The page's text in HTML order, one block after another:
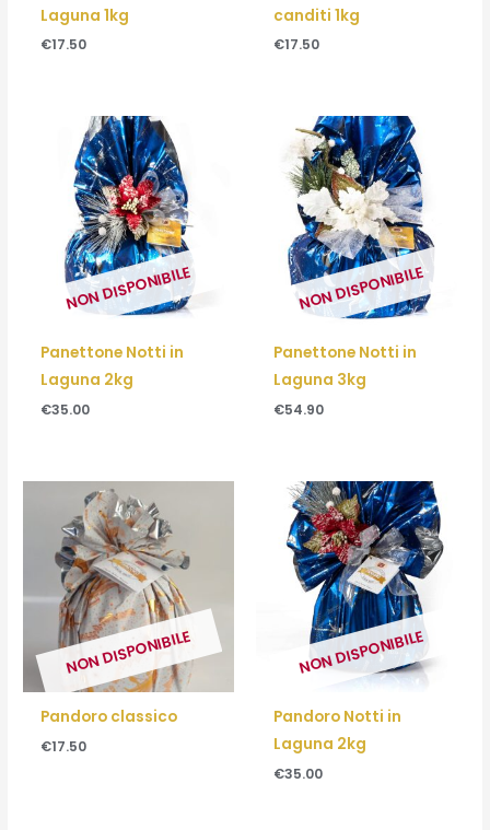
Laguna 1kg
€17.50
canditi 1kg
€17.50
NON DISPONIBILE
Panettone Notti in
Laguna 2kg
€35.00
NON DISPONIBILE
Panettone Notti in
Laguna 3kg
€54.90
NON DISPONIBILE
Pandoro classico
€17.50
NON DISPONIBILE
Pandoro Notti in
Laguna 2kg
€35.00